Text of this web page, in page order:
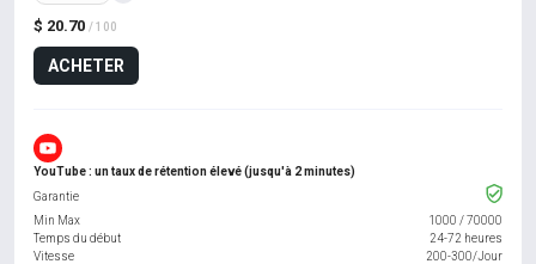
$ 20.70 / 100
ACHETER
YouTube : un taux de rétention élevé (jusqu'à 2 minutes)
Garantie
Min Max
1000 /70000
Temps du début
24-72 heures
Vitesse
200-300/Jour